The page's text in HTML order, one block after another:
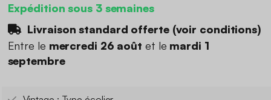
Expédition sous 3 semaines
Livraison standard offerte (voir conditions)
Entre le mercredi 26 août et le mardi 1
septembre